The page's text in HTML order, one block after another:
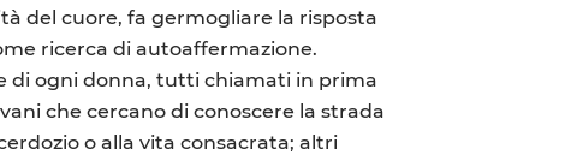
del cuore, fa germogliare la risposta
ricerca di autoaffermazione.
di ogni donna, tutti chiamati in prima
che cercano di conoscere la strada
o alla vita consacrata; altri